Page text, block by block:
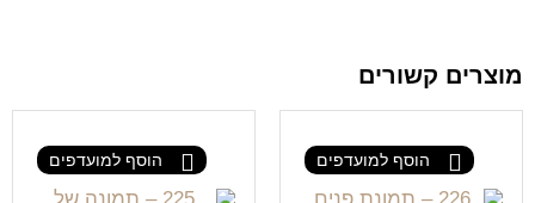
מוצרים קשורים
הוסף למועדפים הוסף למועדפים